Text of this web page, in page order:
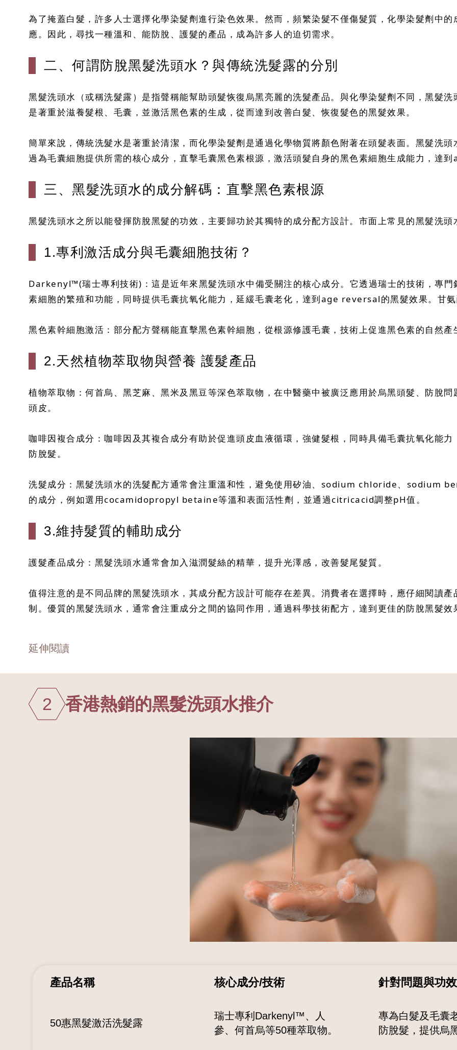
為了掩蓋白髮，許多人士選擇化學染髮劑進行染色效果。然而，頻繁染髮不僅傷髮質，化學染髮劑中
應。因此，尋找一種溫和、能防脫、護髮的產品，成為許多人的迫切需求。
二、何謂防脫黑髮洗頭水？與傳統洗髮露的分別
黑髮洗頭水（或稱洗髮露）是指聲稱能幫助頭髮恢復烏黑亮麗的洗髮產品。與化學染髮劑不同，黑髮
是著重於滋養髮根、毛囊，並激活黑色素的生成，從而達到改善白髮、恢復髮色的黑髮效果。
簡單來說，傳統洗髮水是著重於清潔，而化學染髮劑是通過化學物質將顏色附著在頭髮表面。黑髮洗
過為毛囊細胞提供所需的核心成分，直擊毛囊黑色素根源，激活頭髮自身的黑色素細胞生成能力，達
三、黑髮洗頭水的成分解碼：直擊黑色素根源
黑髮洗頭水之所以能發揮防脫黑髮的功效，主要歸功於其獨特的成分配方設計。市面上常見的黑髮洗
1.專利激活成分與毛囊細胞技術？
Darkenyl™(瑞士專利技術)：這是近年來黑髮洗頭水中備受關注的核心成分。它透過瑞士的技術，專
素細胞的繁殖和功能，同時提供毛囊抗氧化能力，延緩毛囊老化，達到age reversal的黑髮效果。甘
黑色素幹細胞激活：部分配方聲稱能直擊黑色素幹細胞，從根源修護毛囊，技術上促進黑色素的自然產
2.天然植物萃取物與營養 護髮產品
植物萃取物：何首烏、黑芝麻、黑米及黑豆等深色萃取物，在中醫藥中被廣泛應用於烏黑頭髮、防脫
頭皮。
咖啡因複合成分：咖啡因及其複合成分有助於促進頭皮血液循環，強健髮根，同時具備毛囊抗氧化能
防脫髮。
洗髮成分：黑髮洗頭水的洗髮配方通常會注重溫和性，避免使用矽油、sodium chloride、sodium
的成分，例如選用cocamidopropyl betaine等溫和表面活性劑，並通過citricacid調整pH值。
3.維持髮質的輔助成分
護髮產品成分：黑髮洗頭水通常會加入滋潤髮絲的精華，提升光澤感，改善髮尾髮質。
值得注意的是不同品牌的黑髮洗頭水，其成分配方設計可能存在差異。消費者在選擇時，應仔細閱讀
制。優質的黑髮洗頭水，通常會注重成分之間的協同作用，通過科學技術配方，達到更佳的防脫黑髮效
延伸閱讀
2 香港熱銷的黑髮洗頭水推介
產品名稱 核心成分/技術 針對問題與功效
50惠黑髮激活洗髮露
瑞士專利Darkenyl™、人
參、何首烏等50種萃取物。
專為白髮及毛囊
防脫髮，提供烏